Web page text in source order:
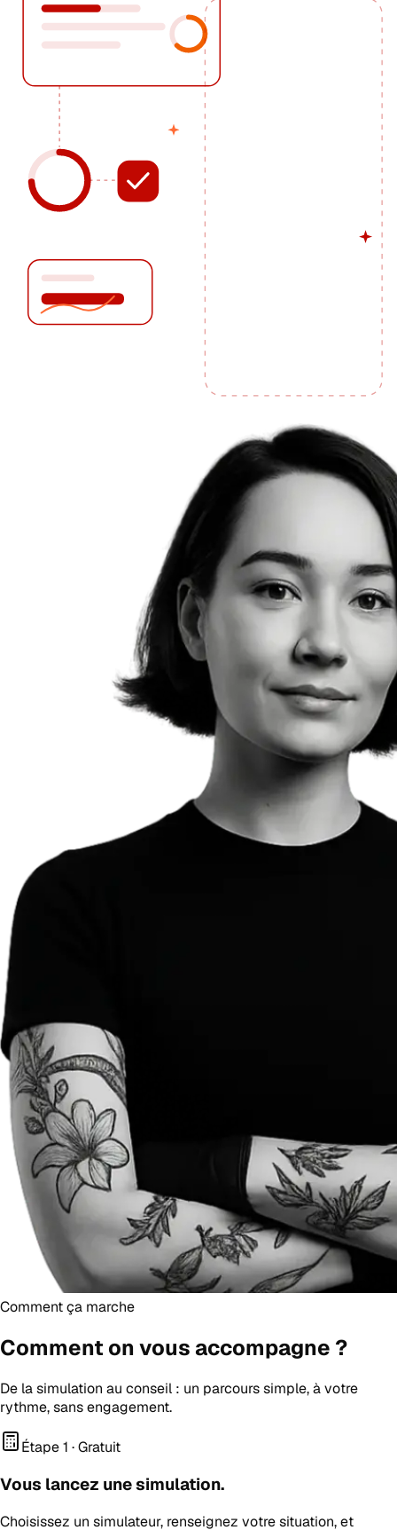
Comment ça marche
Comment on vous accompagne ?
De la simulation au conseil : un parcours simple, à votre
rythme, sans engagement.
Étape 1 · Gratuit
Vous lancez une simulation.
Choisissez un simulateur, renseignez votre situation, et